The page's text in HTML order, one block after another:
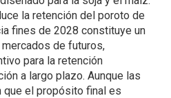
la retención del poroto de
fines de 2028 constituye un
de futuros,
para la retención
a largo plazo. Aunque las
que el propósito final es